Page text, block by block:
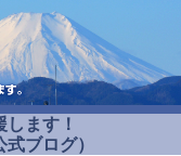
ます！
ブログ）